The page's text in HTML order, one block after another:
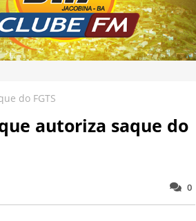
do FGTS
autoriza saque do
0